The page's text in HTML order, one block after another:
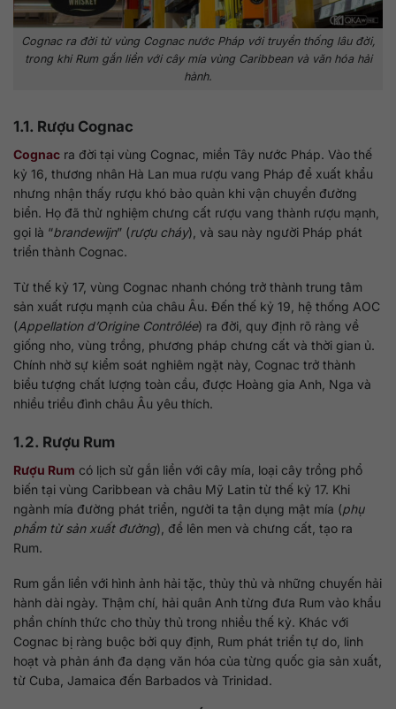
Cognac ra đời từ vùng Cognac nước Pháp với truyền thống lâu đời,
trong khi Rum gắn liền với cây mía vùng Caribbean và văn hóa hải
hành.
1.1. Rượu Cognac
Cognac ra đời tại vùng Cognac, miền Tây nước Pháp. Vào thế
kỷ 16, thương nhân Hà Lan mua rượu vang Pháp để xuất khẩu
nhưng nhận thấy rượu khó bảo quản khi vận chuyển đường
biển. Họ đã thử nghiệm chưng cất rượu vang thành rượu mạnh,
gọi là “brandewijn” (rượu cháy), và sau này người Pháp phát
triển thành Cognac.
Từ thế kỷ 17, vùng Cognac nhanh chóng trở thành trung tâm
sản xuất rượu mạnh của châu Âu. Đến thế kỷ 19, hệ thống AOC
(Appellation d’Origine Contrôlée) ra đời, quy định rõ ràng về
giống nho, vùng trồng, phương pháp chưng cất và thời gian ủ.
Chính nhờ sự kiểm soát nghiêm ngặt này, Cognac trở thành
biểu tượng chất lượng toàn cầu, được Hoàng gia Anh, Nga và
nhiều triều đình châu Âu yêu thích.
1.2. Rượu Rum
Rượu Rum có lịch sử gắn liền với cây mía, loại cây trồng phổ
biến tại vùng Caribbean và châu Mỹ Latin từ thế kỷ 17. Khi
ngành mía đường phát triển, người ta tận dụng mật mía (phụ
phẩm từ sản xuất đường), để lên men và chưng cất, tạo ra
Rum.
Rum gắn liền với hình ảnh hải tặc, thủy thủ và những chuyến hải
hành dài ngày. Thậm chí, hải quân Anh từng đưa Rum vào khẩu
phần chính thức cho thủy thủ trong nhiều thế kỷ. Khác với
Cognac bị ràng buộc bởi quy định, Rum phát triển tự do, linh
hoạt và phản ánh đa dạng văn hóa của từng quốc gia sản xuất,
từ Cuba, Jamaica đến Barbados và Trinidad.